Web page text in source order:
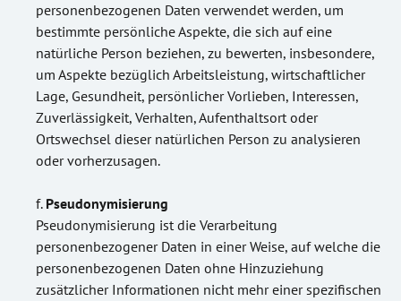
personenbezogenen Daten verwendet werden, um
bestimmte persönliche Aspekte, die sich auf eine
natürliche Person beziehen, zu bewerten, insbesondere,
um Aspekte bezüglich Arbeitsleistung, wirtschaftlicher
Lage, Gesundheit, persönlicher Vorlieben, Interessen,
Zuverlässigkeit, Verhalten, Aufenthaltsort oder
Ortswechsel dieser natürlichen Person zu analysieren
oder vorherzusagen.
Pseudonymisierung
Pseudonymisierung ist die Verarbeitung
personenbezogener Daten in einer Weise, auf welche die
personenbezogenen Daten ohne Hinzuziehung
zusätzlicher Informationen nicht mehr einer spezifischen